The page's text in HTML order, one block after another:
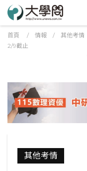
首頁 / 情報 / 其他考情
2/9截止
其他考情